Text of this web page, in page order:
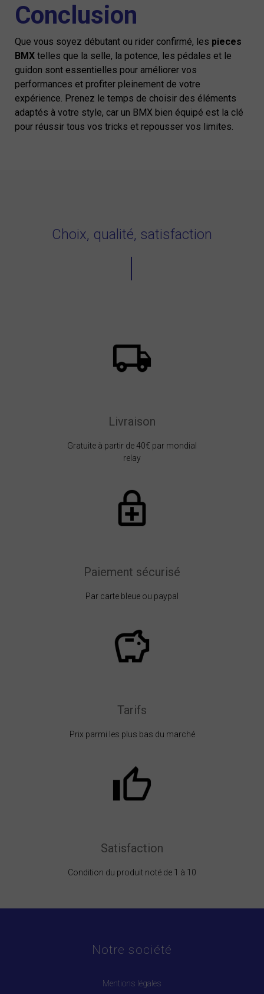
Conclusion
Que vous soyez débutant ou rider confirmé, les pieces
BMX telles que la selle, la potence, les pédales et le
guidon sont essentielles pour améliorer vos
performances et profiter pleinement de votre
expérience. Prenez le temps de choisir des éléments
adaptés à votre style, car un BMX bien équipé est la clé
pour réussir tous vos tricks et repousser vos limites.
Choix, qualité, satisfaction
Livraison
Gratuite à partir de 40€ par mondial
relay
Paiement sécurisé
Par carte bleue ou paypal
Tarifs
Prix parmi les plus bas du marché
Satisfaction
Condition du produit noté de 1 à 10
Notre société
Mentions légales